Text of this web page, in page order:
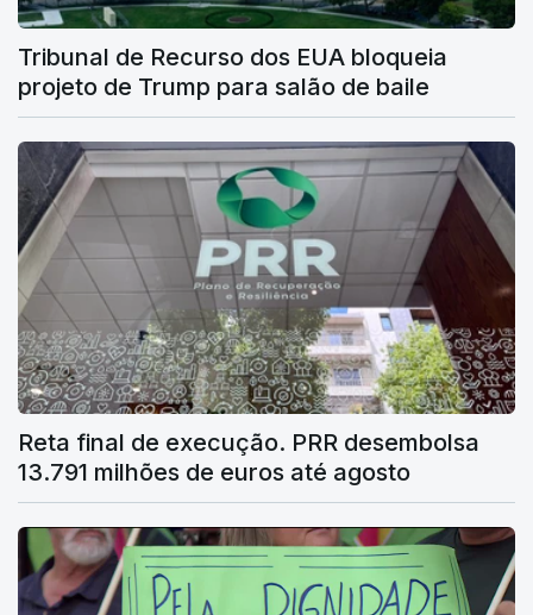
Tribunal de Recurso dos EUA bloqueia
projeto de Trump para salão de baile
Reta final de execução. PRR desembolsa
13.791 milhões de euros até agosto